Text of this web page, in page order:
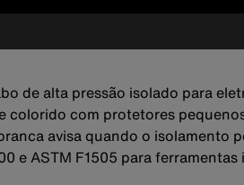
de alta pressão isolado para
colorido com protetores
avisa quando o isolamento
e ASTM F1505 para ferramentas